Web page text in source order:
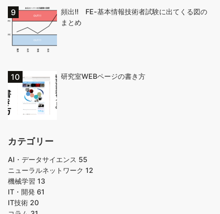
頻出!! FE-基本情報技術者試験に出てくる図の
まとめ
研究室WEBページの書き方
カテゴリー
AI・データサイエンス 55
ニューラルネットワーク 12
機械学習 13
IT・開発 61
IT技術 20